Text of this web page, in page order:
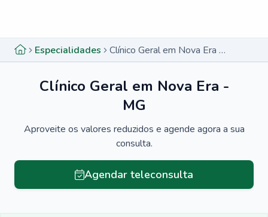
Especialidades Clínico Geral em Nova Era - MG
Clínico Geral em Nova Era -
MG
Aproveite os valores reduzidos e agende agora a sua
consulta.
Agendar teleconsulta